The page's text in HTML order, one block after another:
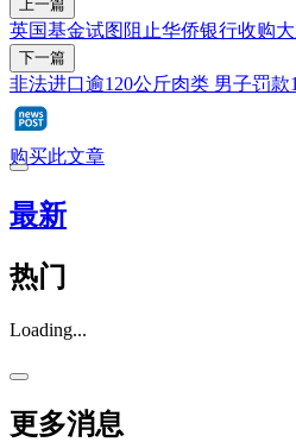
上一篇
英国基金试图阻止华侨银行收购
下一篇
非法进口逾120公斤肉类 男子罚款
购买此文章
最新
热门
Loading...
更多消息